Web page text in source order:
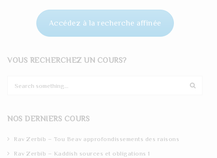
Accédez à la recherche affinée
VOUS RECHERCHEZ UN COURS?
c
NOS DERNIERS COURS
Rav Zerbib – Tou Beav approfondissements des raisons
Rav Zerbib – Kaddish sources et obligations 1